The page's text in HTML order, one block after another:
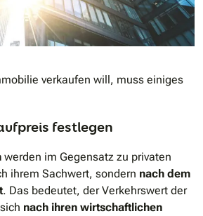
verkaufen will, muss einiges
festlegen
werden im Gegensatz zu privaten
ihrem Sachwert, sondern nach dem
. Das bedeutet, der Verkehrswert der
nach ihren wirtschaftlichen